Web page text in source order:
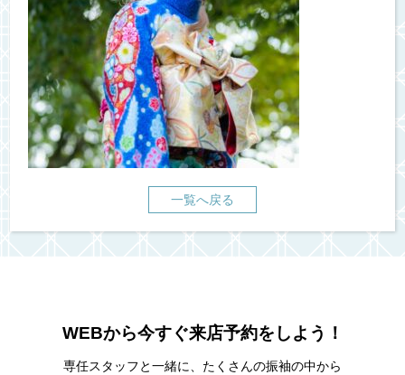
一覧へ戻る
WEBから今すぐ来店予約をしよう！
専任スタッフと一緒に、たくさんの振袖の中から